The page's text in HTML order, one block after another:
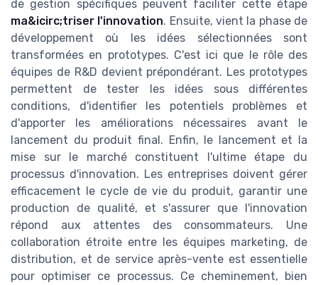
de gestion spécifiques peuvent faciliter cette étape
ma&icirc;triser l'innovation. Ensuite, vient la phase de
développement où les idées sélectionnées sont
transformées en prototypes. C'est ici que le rôle des
équipes de R&D devient prépondérant. Les prototypes
permettent de tester les idées sous différentes
conditions, d'identifier les potentiels problèmes et
d'apporter les améliorations nécessaires avant le
lancement du produit final. Enfin, le lancement et la
mise sur le marché constituent l'ultime étape du
processus d'innovation. Les entreprises doivent gérer
efficacement le cycle de vie du produit, garantir une
production de qualité, et s'assurer que l'innovation
répond aux attentes des consommateurs. Une
collaboration étroite entre les équipes marketing, de
distribution, et de service après-vente est essentielle
pour optimiser ce processus. Ce cheminement, bien